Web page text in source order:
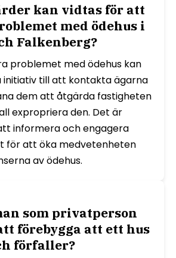
kan vidtas för att
med ödehus i
Falkenberg?
problemet med ödehus kan
initiativ till att kontakta ägarna
dem att åtgärda fastigheten
expropriera den. Det är
informera och engagera
för att öka medvetenheten
av ödehus.
som privatperson
förebygga att ett hus
förfaller?